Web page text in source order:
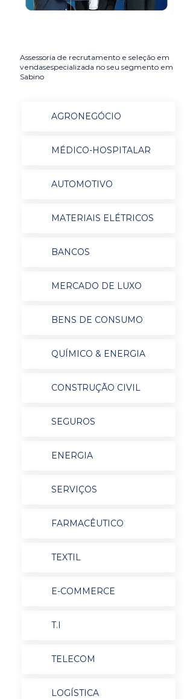
Assessoria de recrutamento e seleção em
vendasespecializada no seu segmento em
Sabino
AGRONEGÓCIO
MÉDICO-HOSPITALAR
AUTOMOTIVO
MATERIAIS ELÉTRICOS
BANCOS
MERCADO DE LUXO
BENS DE CONSUMO
QUÍMICO & ENERGIA
CONSTRUÇÃO CIVIL
SEGUROS
ENERGIA
SERVIÇOS
FARMACÊUTICO
TEXTIL
E-COMMERCE
T.I
TELECOM
LOGÍSTICA